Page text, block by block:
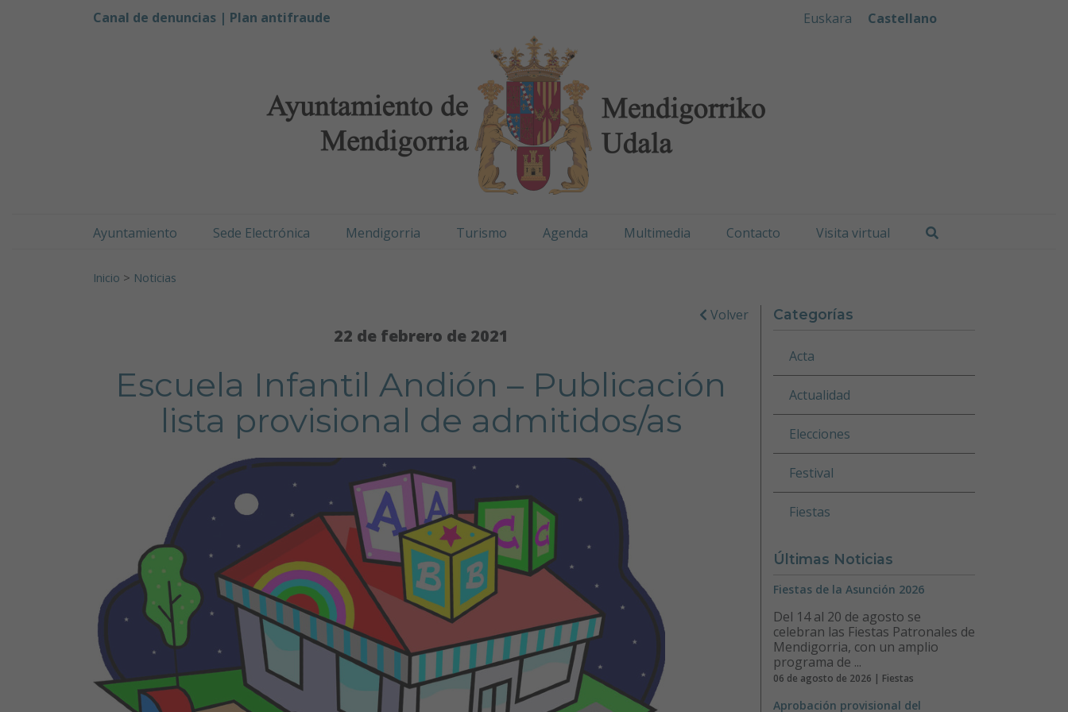
Ayuntamiento de Mendigorria / Mendigorriko Udala
Canal de denuncias | Plan antifraude Euskara Castellano
Ayuntamiento Sede Electrónica Mendigorria Turismo Agenda Multimedia Contacto Visita virtual
Inicio > Noticias
Volver
22 de febrero de 2021
Escuela Infantil Andión – Publicación
lista provisional de admitidos/as
Categorías
Acta
Actualidad
Elecciones
Festival
Fiestas
Últimas Noticias
Fiestas de la Asunción 2026
Del 14 al 20 de agosto se
celebran las Fiestas Patronales de
Mendigorria, con un amplio
programa de ...
06 de agosto de 2026 | Fiestas
Aprobación provisional del